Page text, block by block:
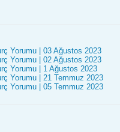
Yorumu | 03 Ağustos 2023
Yorumu | 02 Ağustos 2023
Yorumu | 1 Ağustos 2023
Yorumu | 21 Temmuz 2023
Yorumu | 05 Temmuz 2023